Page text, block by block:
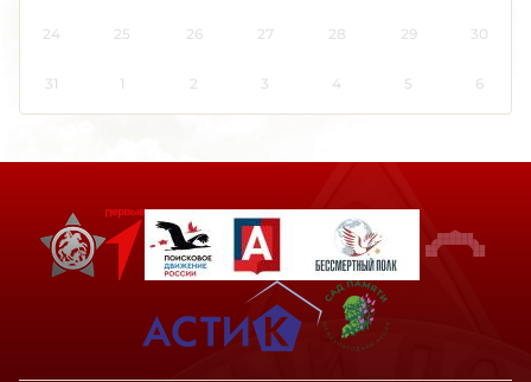
24 25 26 27 28 29 30
31 1 2 3 4 5 6